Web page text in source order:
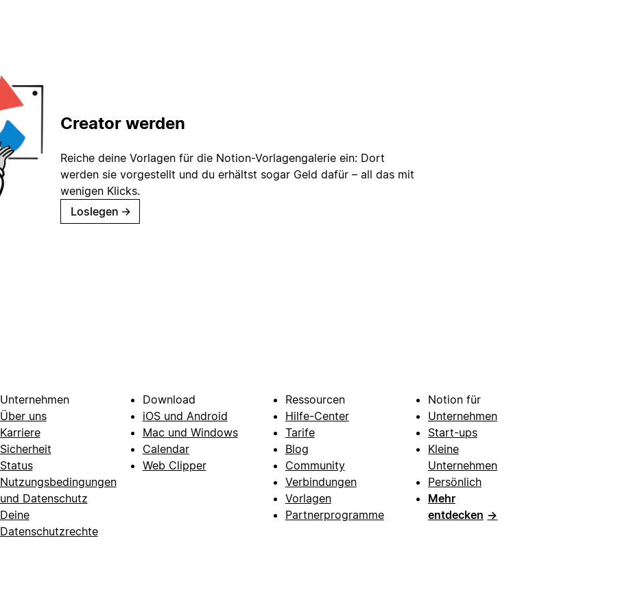
Creator werden
Reiche deine Vorlagen für die Notion-Vorlagengalerie ein: Dort
werden sie vorgestellt und du erhältst sogar Geld dafür – all das mit
wenigen Klicks.
Loslegen →
Unternehmen
Über uns
Karriere
Sicherheit
Status
Nutzungsbedingungen
und Datenschutz
Deine
Datenschutzrechte
Download
iOS und Android
Mac und Windows
Calendar
Web Clipper
Ressourcen
Hilfe-Center
Tarife
Blog
Community
Verbindungen
Vorlagen
Partnerprogramme
Notion für
Unternehmen
Start-ups
Kleine
Unternehmen
Persönlich
Mehr
entdecken →